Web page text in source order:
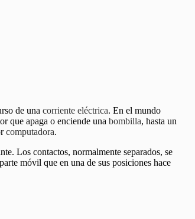
de una corriente eléctrica. En el mundo
que apaga o enciende una bombilla, hasta un
computadora.
Los contactos, normalmente separados, se
móvil que en una de sus posiciones hace